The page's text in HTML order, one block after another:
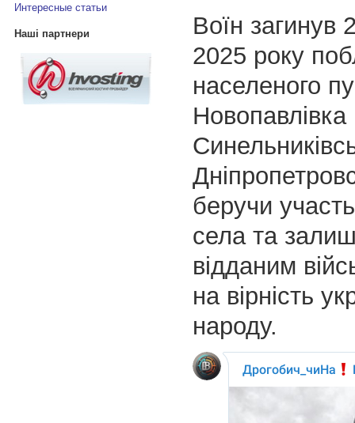
Интересные статьи
Наші партнери
Воїн загинув
2025 року
населеного
Новопавлівка
беручи
села та
відданим
на вірність
народу.